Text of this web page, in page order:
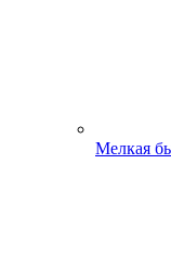
Мелкая